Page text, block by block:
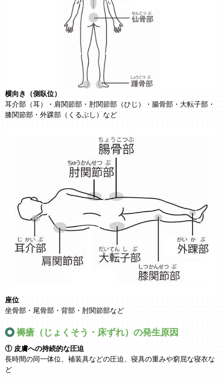
横向き（側臥位）
耳介部（耳）・肩関節部・肘関節部（ひじ）・腸骨部・大転子部・
膝関節部・外踝部（くるぶし）など
座位
坐骨部・尾骨部・背部・肘関節部など
褥瘡（じょくそう・床ずれ）の発生原因
① 皮膚への持続的な圧迫
長時間の同一体位、補装具などの圧迫、寝具の重みや窮屈な寝衣な
ど